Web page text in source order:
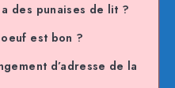
des punaises de lit ?
est bon ?
d’adresse de la